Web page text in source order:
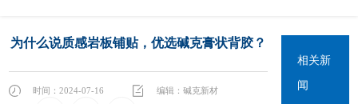
为什么说质感岩板铺贴，优选碱克膏状背胶？
时间：2024-07-16 编辑：碱克新材
相关新
闻